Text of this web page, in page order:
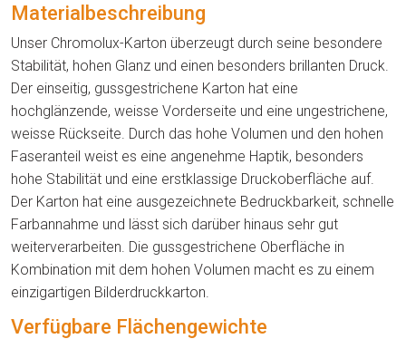
Materialbeschreibung
Unser Chromolux-Karton überzeugt durch seine besondere
Stabilität, hohen Glanz und einen besonders brillanten Druck.
Der einseitig, gussgestrichene Karton hat eine
hochglänzende, weisse Vorderseite und eine ungestrichene,
weisse Rückseite. Durch das hohe Volumen und den hohen
Faseranteil weist es eine angenehme Haptik, besonders
hohe Stabilität und eine erstklassige Druckoberfläche auf.
Der Karton hat eine ausgezeichnete Bedruckbarkeit, schnelle
Farbannahme und lässt sich darüber hinaus sehr gut
weiterverarbeiten. Die gussgestrichene Oberfläche in
Kombination mit dem hohen Volumen macht es zu einem
einzigartigen Bilderdruckkarton.
Verfügbare Flächengewichte